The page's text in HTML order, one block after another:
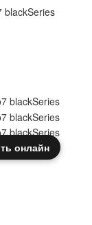
blackSeries
онлайн